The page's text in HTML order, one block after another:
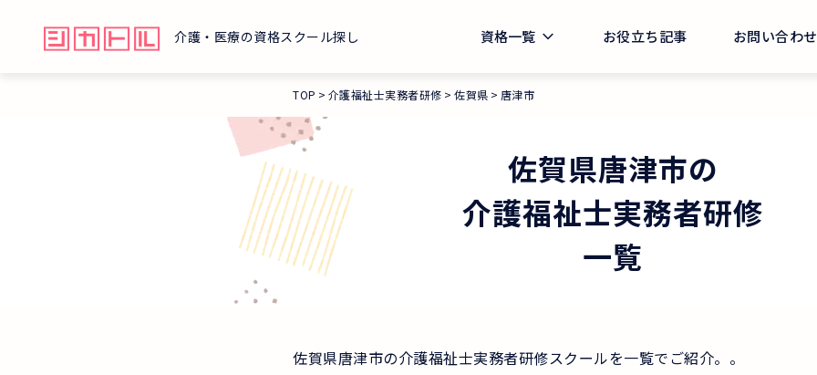
介護・医療の資格スクール探し 資格一覧 お役立ち記事 お問い合わせ
TOP 介護福祉士実務者研修 佐賀県 唐津市
佐賀県唐津市の
介護福祉士実務者研修
一覧
佐賀県唐津市の介護福祉士実務者研修スクールを一覧でご紹介。。